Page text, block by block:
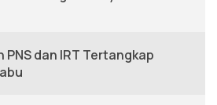
PNS dan IRT Tertangkap